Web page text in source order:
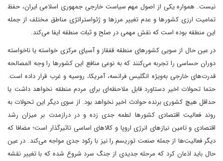
نیست. همواره یکی از اصول مهم سیاست خارجی جمهوری اسلامی ایران، حفظ
تمامیت ارزی کشورها و عدم تغییر مرزها و ژئواستراتژی مناطق مختلف از جمله
این منطقه بوده است که نقش مهمی در صلح و ثبات منطقه ایفا می‌کند‌.
در عین حال از سویی کشورهای منطقه قفقاز و آسیای مرکزی خواسته یا ناخواسته
دوران حساسی را تجربه می‌کنند که به نوعی منافع این کشورها را وجه المصالحه
قدرت‌های خارجی به‌ویژه انگلیس فرانسه، آمریکا، روسیه و غرب قرار داده است.
حتما تحولات اخیر دستاورد قابل ملاحظه‌ای برای مردم منطقه نخواهد داشت یا
حداقل هیچ کشوری برنده حوادث اخیر نخواهد بود. از سوی دیگر این تحولات به
روند فعالیت اقتصادی کشورها لطمه جدی زده و در درازمدت بر میزان رشد
اقتصادی و تامین نیازهای انرژی اروپا و کالاهای اساسی تاثیرگذار است؛ مضافا که
دیگر فعالیت‌ها از جمله صنعت توریسم را نیز با رکود جدی مواجه می‌کند. در عین
حال باید اذعان کرد که مرحله جدیدی از جنگ سرد شروع شده که با تغییر نقشه